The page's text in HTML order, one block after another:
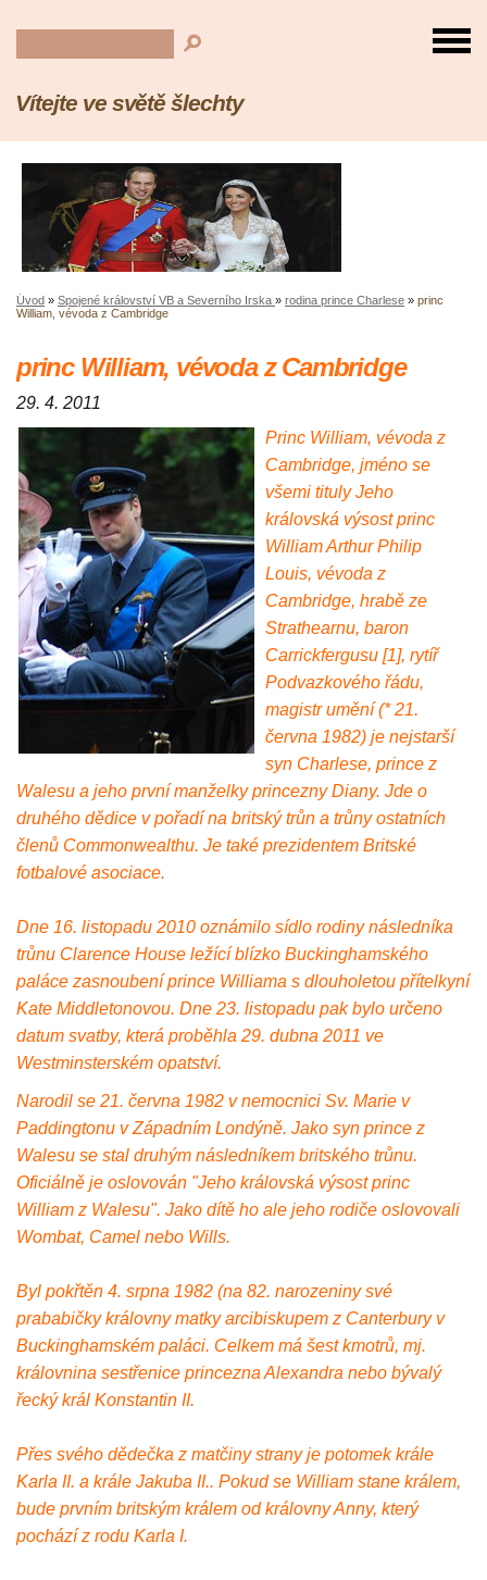
Vítejte ve světě šlechty
Úvod » Spojené království VB a Severního Irska » rodina prince Charlese » princ
William, vévoda z Cambridge
princ William, vévoda z Cambridge
29. 4. 2011
Princ William, vévoda z
Cambridge, jméno se
všemi tituly Jeho
královská výsost princ
William Arthur Philip
Louis, vévoda z
Cambridge, hrabě ze
Strathearnu, baron
Carrickfergusu [1], rytíř
Podvazkového řádu,
magistr umění (* 21.
června 1982) je nejstarší
syn Charlese, prince z
Walesu a jeho první manželky princezny Diany. Jde o
druhého dědice v pořadí na britský trůn a trůny ostatních
členů Commonwealthu. Je také prezidentem Britské
fotbalové asociace.
Dne 16. listopadu 2010 oznámilo sídlo rodiny následníka
trůnu Clarence House ležící blízko Buckinghamského
paláce zasnoubení prince Williama s dlouholetou přítelkyní
Kate Middletonovou. Dne 23. listopadu pak bylo určeno
datum svatby, která proběhla 29. dubna 2011 ve
Westminsterském opatství.
Narodil se 21. června 1982 v nemocnici Sv. Marie v
Paddingtonu v Západním Londýně. Jako syn prince z
Walesu se stal druhým následníkem britského trůnu.
Oficiálně je oslovován "Jeho královská výsost princ
William z Walesu". Jako dítě ho ale jeho rodiče oslovovali
Wombat, Camel nebo Wills.
Byl pokřtěn 4. srpna 1982 (na 82. narozeniny své
prababičky královny matky arcibiskupem z Canterbury v
Buckinghamském paláci. Celkem má šest kmotrů, mj.
královnina sestřenice princezna Alexandra nebo bývalý
řecký král Konstantin II.
Přes svého dědečka z matčiny strany je potomek krále
Karla II. a krále Jakuba II.. Pokud se William stane králem,
bude prvním britským králem od královny Anny, který
pochází z rodu Karla I.